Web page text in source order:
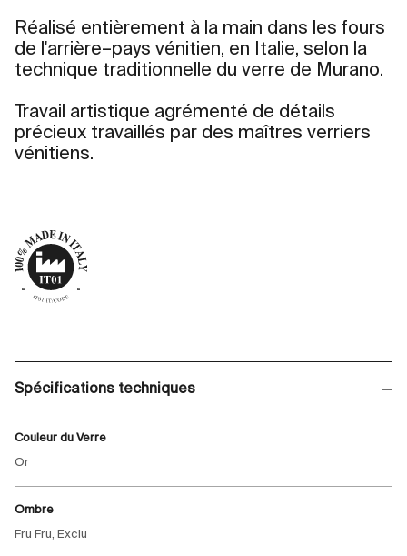
Réalisé entièrement à la main dans les fours
de l'arrière–pays vénitien, en Italie, selon la
technique traditionnelle du verre de Murano.
Travail artistique agrémenté de détails
précieux travaillés par des maîtres verriers
vénitiens.
Spécifications techniques
Couleur du Verre
Or
Ombre
Fru Fru, Exclu